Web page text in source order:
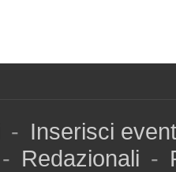
- Inserisci
- Redazionali -